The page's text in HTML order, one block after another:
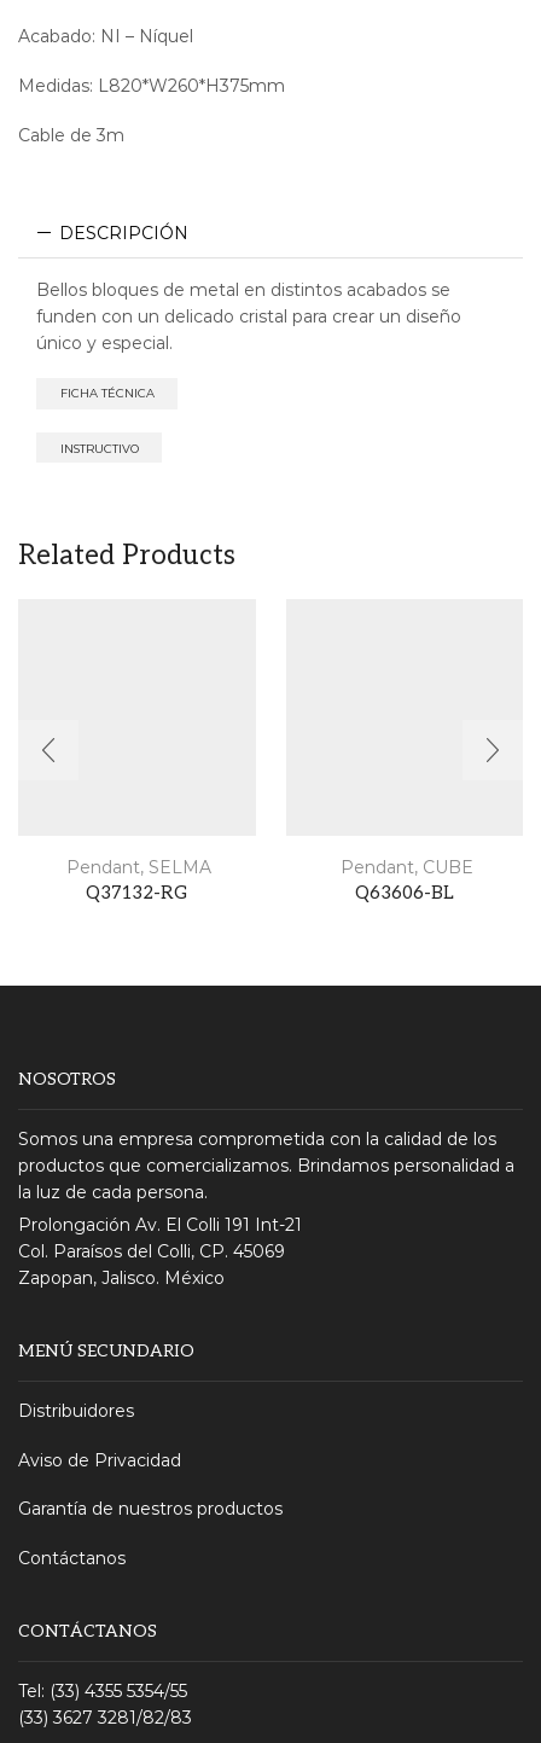
Acabado: NI – Níquel
Medidas: L820*W260*H375mm
Cable de 3m
DESCRIPCIÓN
Bellos bloques de metal en distintos acabados se
funden con un delicado cristal para crear un diseño
único y especial.
FICHA TÉCNICA
INSTRUCTIVO
Related Products
Pendant, SELMA
Q37132-RG
Pendant, CUBE
Q63606-BL
NOSOTROS
Somos una empresa comprometida con la calidad de los
productos que comercializamos. Brindamos personalidad a
la luz de cada persona.
Prolongación Av. El Colli 191 Int-21
Col. Paraísos del Colli, CP. 45069
Zapopan, Jalisco. México
MENÚ SECUNDARIO
Distribuidores
Aviso de Privacidad
Garantía de nuestros productos
Contáctanos
CONTÁCTANOS
Tel: (33) 4355 5354/55
(33) 3627 3281/82/83